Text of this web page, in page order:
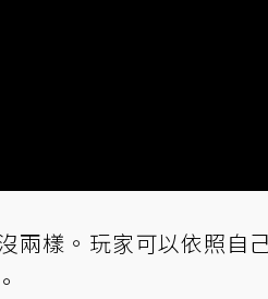
兩樣。玩家可以依照自